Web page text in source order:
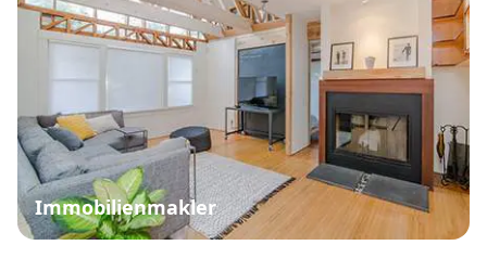
Immobilienmakler